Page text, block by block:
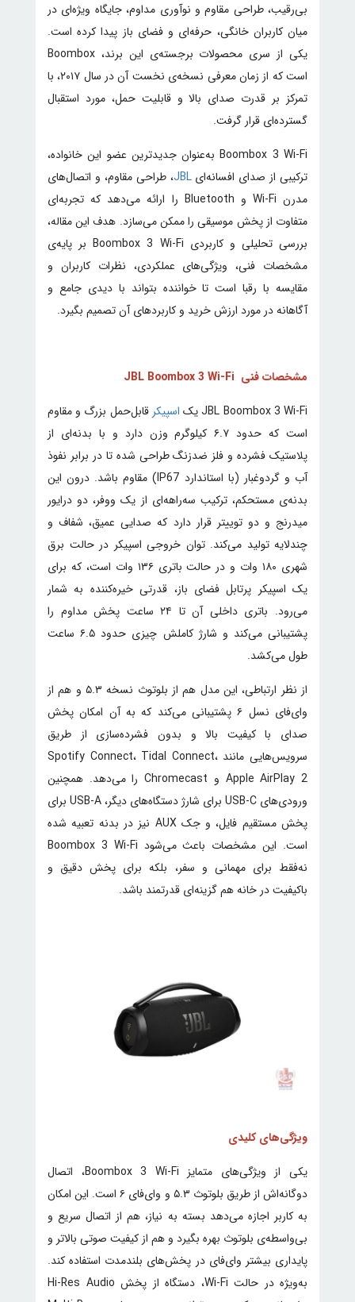
بی‌رقیب، طراحی مقاوم و نوآوری مداوم، جایگاه ویژه‌ای در
میان کاربران خانگی، حرفه‌ای و فضای باز پیدا کرده است.
یکی از سری‌ محصولات برجسته‌ی این برند، Boombox
است که از زمان معرفی نسخه‌ی نخست آن در سال ۲۰۱۷، با
تمرکز بر قدرت صدای بالا و قابلیت حمل، مورد استقبال
گسترده‌ای قرار گرفت.
Boombox 3 Wi-Fi به‌عنوان جدیدترین عضو این خانواده،
ترکیبی از صدای افسانه‌ایJBL، طراحی مقاوم، و اتصال‌های
مدرن Wi-Fi و Bluetooth را ارائه می‌دهد که تجربه‌ای
متفاوت از پخش موسیقی را ممکن می‌سازد. هدف این مقاله،
بررسی تحلیلی و کاربردی Boombox 3 Wi-Fi بر پایه‌ی
مشخصات فنی، ویژگی‌های عملکردی، نظرات کاربران و
مقایسه با رقبا است تا خواننده بتواند با دیدی جامع و
آگاهانه در مورد ارزش خرید و کاربردهای آن تصمیم بگیرد.
مشخصات فنی JBL Boombox 3 Wi-Fi
JBL Boombox 3 Wi-Fi یک
اسپیکر قابل‌حمل بزرگ و مقاوم
است که حدود ۶.۷ کیلوگرم وزن دارد و با بدنه‌ای از
پلاستیک فشرده و فلز ضدزنگ طراحی شده تا در برابر نفوذ
آب و گردوغبار (با استاندارد IP67) مقاوم باشد. درون این
بدنه‌ی مستحکم، ترکیب سه‌راهه‌ای از یک ووفر، دو درایور
میدرنج و دو توییتر قرار دارد که صدایی عمیق، شفاف و
چندلایه تولید می‌کند. توان خروجی اسپیکر در حالت برق
شهری ۱۸۰ وات و در حالت باتری ۱۳۶ وات است، که برای
یک اسپیکر پرتابل فضای باز، قدرتی خیره‌کننده به شمار
می‌رود. باتری داخلی آن تا ۲۴ ساعت پخش مداوم را
پشتیبانی می‌کند و شارژ کاملش چیزی حدود ۶.۵ ساعت
طول می‌کشد.
از نظر ارتباطی، این مدل هم از بلوتوث نسخه ۵.۳ و هم از
وای‌فای نسل ۶ پشتیبانی می‌کند که به آن امکان پخش
صدای با کیفیت بالا و بدون فشرده‌سازی از طریق
سرویس‌هایی مانند Spotify Connect، Tidal Connect،
Apple AirPlay 2 و Chromecast را می‌دهد. همچنین
ورودی‌های USB-C برای شارژ دستگاه‌های دیگر، USB-A برای
پخش مستقیم فایل، و جک AUX نیز در بدنه تعبیه شده
است. این مشخصات باعث می‌شود Boombox 3 Wi-Fi
نه‌فقط برای مهمانی و سفر، بلکه برای پخش دقیق و
باکیفیت در خانه هم گزینه‌ای قدرتمند باشد.
ویژگی‌های کلیدی
یکی از ویژگی‌های متمایز Boombox 3 Wi-Fi، اتصال
دوگانه‌اش از طریق بلوتوث ۵.۳ و وای‌فای ۶ است. این امکان
به کاربر اجازه می‌دهد بسته به نیاز، هم از اتصال سریع و
بی‌واسطه‌ی بلوتوث بهره بگیرد و هم از کیفیت صوتی بالاتر و
پایداری بیشتر وای‌فای در پخش‌های بلندمدت استفاده کند.
به‌ویژه در حالت Wi-Fi، دستگاه از پخش Hi-Res Audio